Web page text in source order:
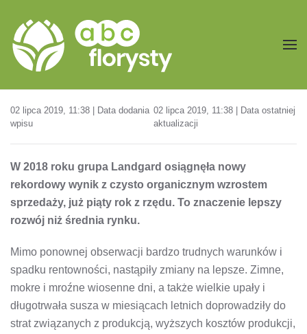
Przejdź do treści głównej
02 lipca 2019, 11:38 | Data dodania
wpisu
02 lipca 2019, 11:38 | Data ostatniej
aktualizacji
W 2018 roku grupa Landgard osiągnęła nowy
rekordowy wynik z czysto organicznym wzrostem
sprzedaży, już piąty rok z rzędu. To znaczenie lepszy
rozwój niż średnia rynku.
Mimo ponownej obserwacji bardzo trudnych warunków i
spadku rentowności, nastąpiły zmiany na lepsze. Zimne,
mokre i mroźne wiosenne dni, a także wielkie upały i
długotrwała susza w miesiącach letnich doprowadziły do ​​
strat związanych z produkcją, wyższych kosztów produkcji,